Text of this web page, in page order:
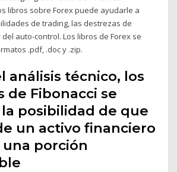
libros sobre Forex puede ayudarle a
de trading, las destrezas de
auto-control. Los libros de Forex se
.pdf, .doc y .zip.
análisis técnico, los
de Fibonacci se
posibilidad de que
un activo financiero
porción